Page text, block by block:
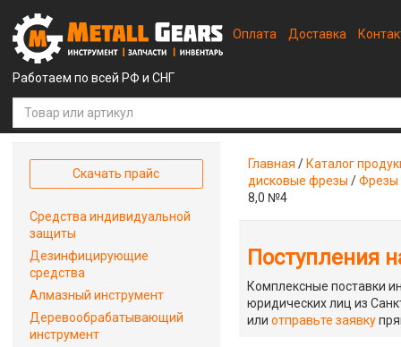
Работаем по всей РФ и СНГ
Оплата Доставка
Главная / Каталог
дисковые фрезы /Фрезы
8,0 №4
Поступления
Комплексные поставки
юридических лиц из
илиотправьте заявку
Скачать прайс
Средства индивидуальной
защиты
Дезинфицирующие
средства
Алмазный инструмент
Деревообрабатывающий
инструмент